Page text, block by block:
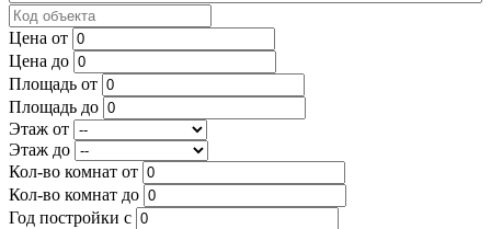
Цена от
Цена до
Площадь от
Площадь до
Этаж от
Этаж до
Кол-во комнат от
Кол-во комнат до
Год постройки с